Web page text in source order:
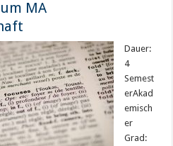
MA
Dauer:
4
Semest
erAkad
emisch
er
Grad: